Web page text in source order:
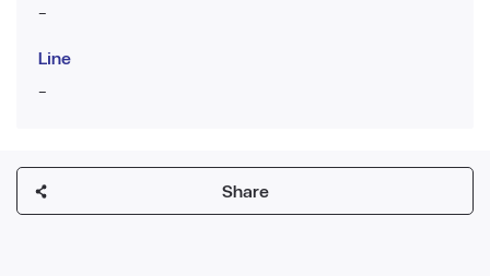
-
Line
-
Share